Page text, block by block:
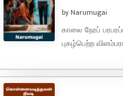
by Narumugai
காலை நேரப்
புகழ்பெற்ற
பேசிகொண்டு ...